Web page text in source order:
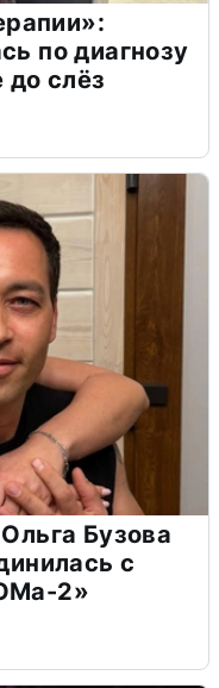
по диагнозу
до слёз
Бузова
с
2»